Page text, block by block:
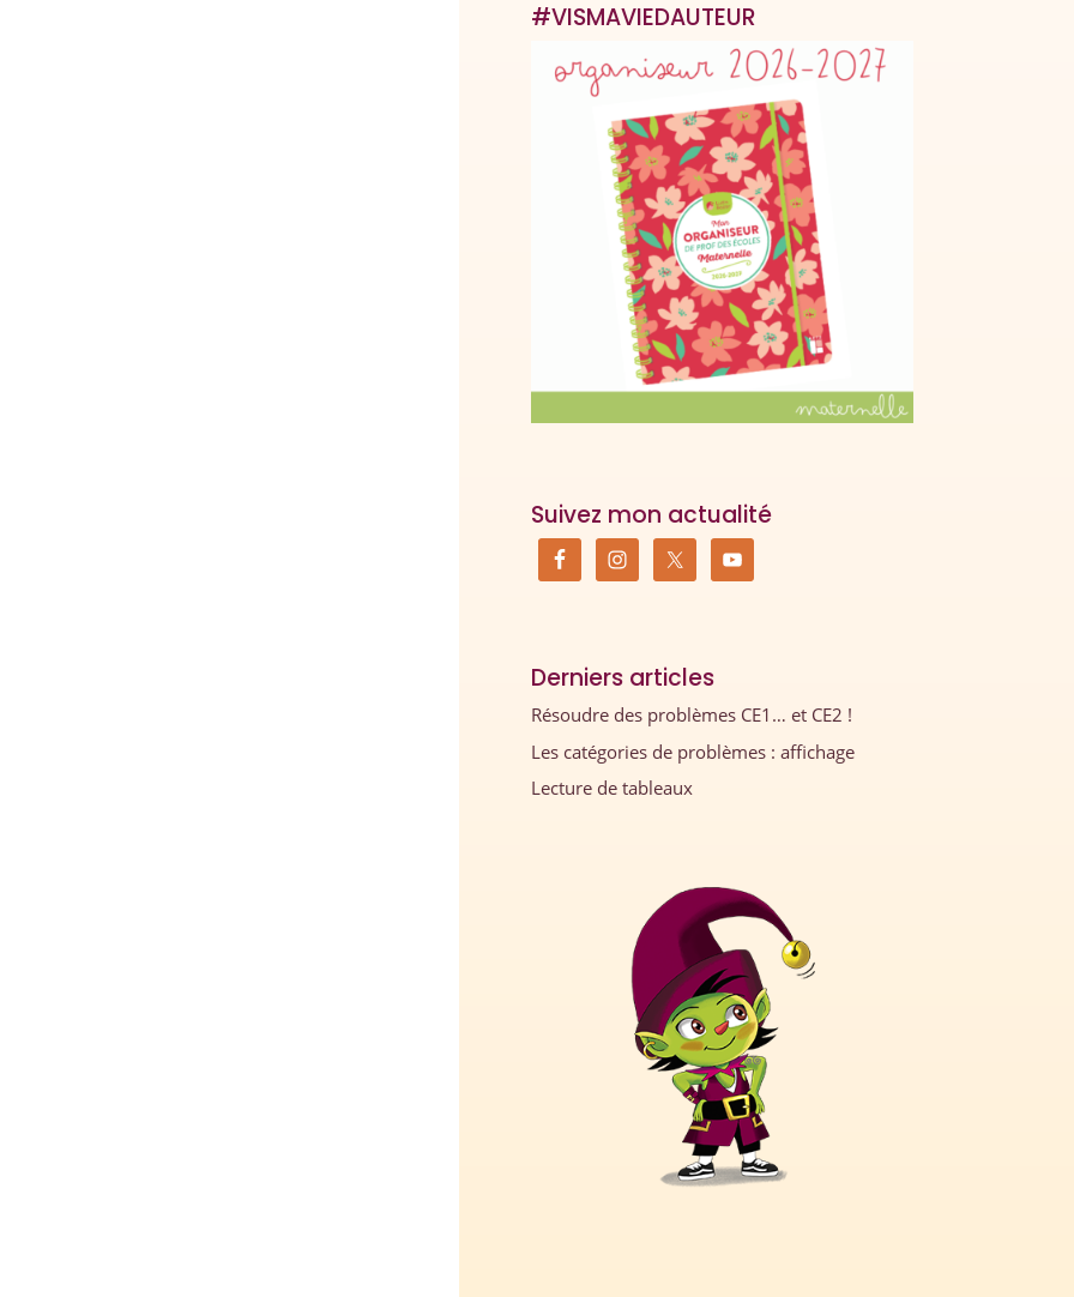
#VISMAVIEDAUTEUR
Suivez mon actualité
Derniers articles
Résoudre des problèmes CE1… et CE2 !
Les catégories de problèmes : affichage
Lecture de tableaux